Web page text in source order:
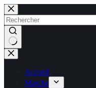
Passer
au
contenu
Aucun
résultat
Accueil
Marche